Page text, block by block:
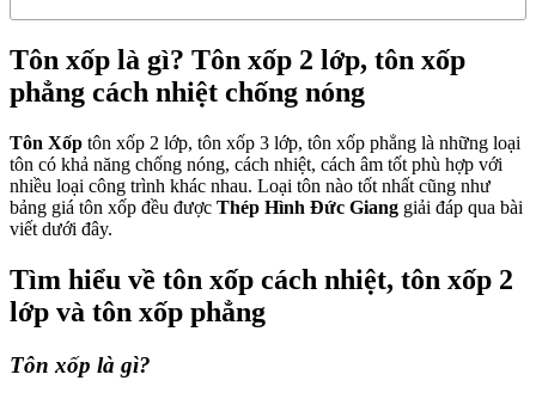
Tôn xốp là gì? Tôn xốp 2 lớp, tôn xốp
phẳng cách nhiệt chống nóng
Tôn Xốp tôn xốp 2 lớp, tôn xốp 3 lớp, tôn xốp phẳng là những loại
tôn có khả năng chống nóng, cách nhiệt, cách âm tốt phù hợp với
nhiều loại công trình khác nhau. Loại tôn nào tốt nhất cũng như
bảng giá tôn xốp đều được Thép Hình Đức Giang giải đáp qua bài
viết dưới đây.
Tìm hiểu về tôn xốp cách nhiệt, tôn xốp 2
lớp và tôn xốp phẳng
Tôn xốp là gì?